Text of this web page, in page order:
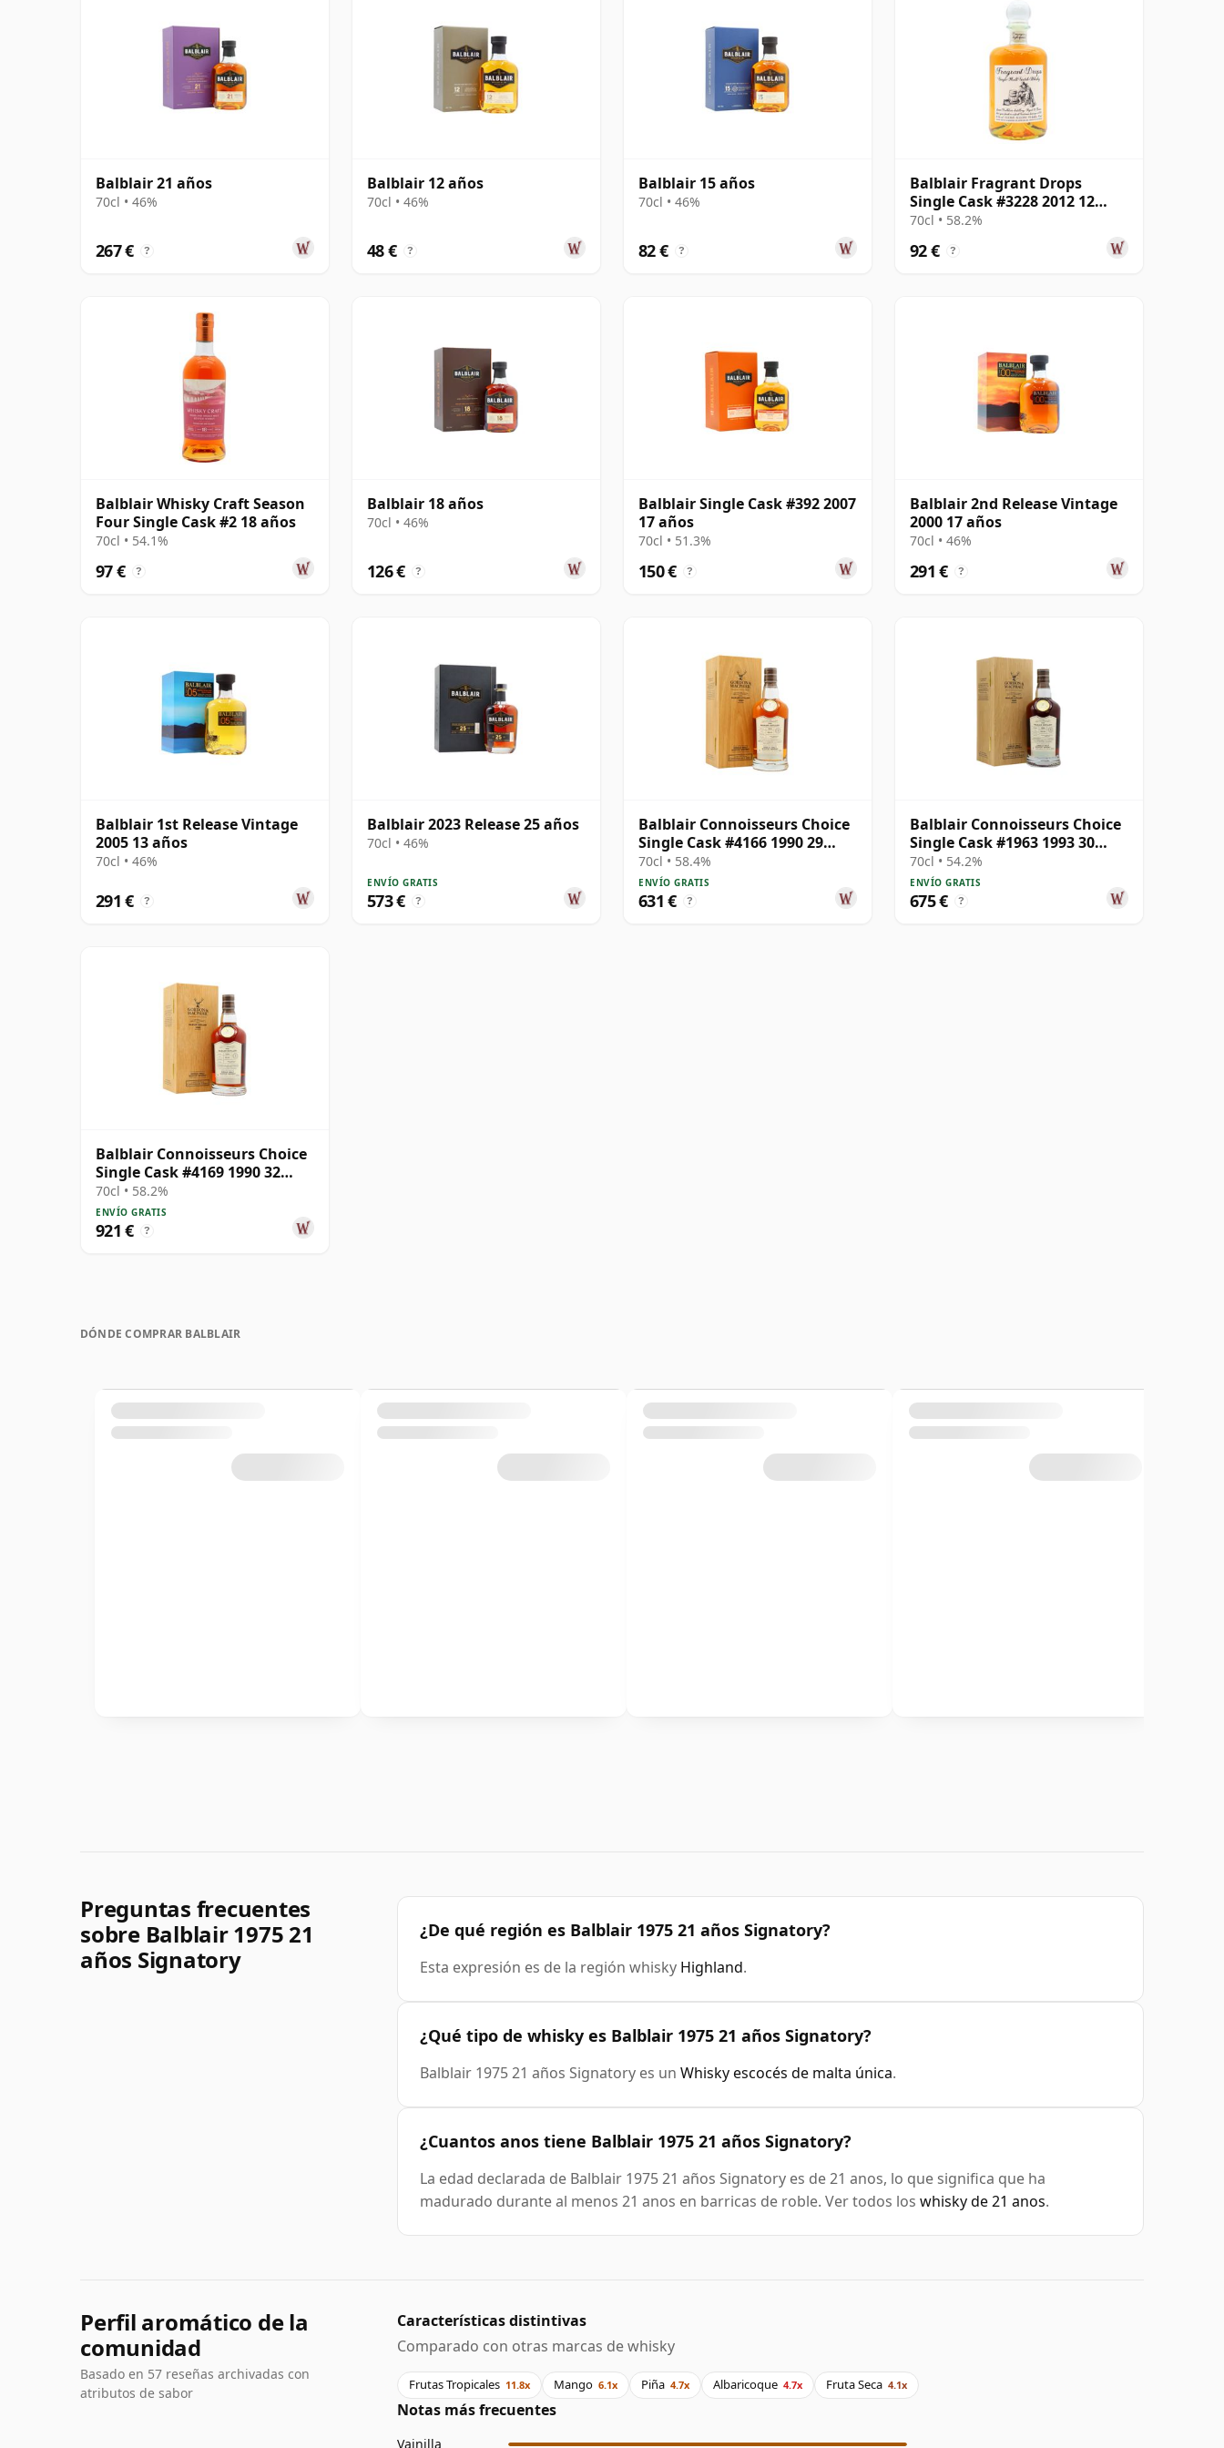
Balblair 21 años
70cl • 46%
267 € ?
Balblair 12 años
70cl • 46%
48 € ?
Balblair 15 años
70cl • 46%
82 € ?
Balblair Fragrant Drops
Single Cask #3228 2012 12
años
70cl • 58.2%
92 € ?
Balblair Whisky Craft Season
Four Single Cask #2 18 años
70cl • 54.1%
97 € ?
Balblair 18 años
70cl • 46%
126 € ?
Balblair Single Cask #392 2007
17 años
70cl • 51.3%
150 € ?
Balblair 2nd Release Vintage
2000 17 años
70cl • 46%
291 € ?
Balblair 1st Release Vintage
2005 13 años
70cl • 46%
291 € ?
Balblair 2023 Release 25 años
70cl • 46%
ENVÍO GRATIS
573 € ?
Balblair Connoisseurs Choice
Single Cask #4166 1990 29
años
70cl • 58.4%
ENVÍO GRATIS
631 € ?
Balblair Connoisseurs Choice
Single Cask #1963 1993 30
años
70cl • 54.2%
ENVÍO GRATIS
675 € ?
Balblair Connoisseurs Choice
Single Cask #4169 1990 32
años
70cl • 58.2%
ENVÍO GRATIS
921 € ?
DÓNDE COMPRAR BALBLAIR
Preguntas frecuentes
sobre Balblair 1975 21
años Signatory
¿De qué región es Balblair 1975 21 años Signatory?
Esta expresión es de la región whisky Highland.
¿Qué tipo de whisky es Balblair 1975 21 años Signatory?
Balblair 1975 21 años Signatory es un Whisky escocés de malta única.
¿Cuantos anos tiene Balblair 1975 21 años Signatory?
La edad declarada de Balblair 1975 21 años Signatory es de 21 anos, lo que significa que ha
madurado durante al menos 21 anos en barricas de roble. Ver todos los whisky de 21 anos.
Perfil aromático de la
comunidad
Basado en 57 reseñas archivadas con
atributos de sabor
Características distintivas
Comparado con otras marcas de whisky
Frutas Tropicales 11.8x Mango 6.1x Piña 4.7x Albaricoque 4.7x Fruta Seca 4.1x
Notas más frecuentes
Vainilla